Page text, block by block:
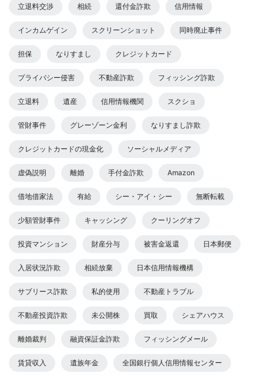
立退料交渉 相続 還付金詐欺 信用情報
インカムゲイン スクリーンショット 同時廃止事件
担保 なりすまし クレジットカード
プライバシー侵害 不動産詐欺 フィッシング詐欺
立退料 遺産 信用情報機関 スクショ
管財事件 グレーゾーン金利 なりすまし詐欺
クレジットカードの現金化 ソーシャルメディア
虚偽説明 離婚 手付金詐欺 Amazon
借地借家法 有給 シー・アイ・シー 無断転載
少額管財事件 キャッシング クーリングオフ
投資マンション 財産分与 被害金返還 日本郵便
入居状況詐欺 相続放棄 日本信用情報機構
サブリース詐欺 私的使用 不動産トラブル
不動産投資詐欺 未公開株 買取 シェアハウス
離婚裁判 融資保証金詐欺 フィッシングメール
賃貸収入 遺族年金 全国銀行個人信用情報センター